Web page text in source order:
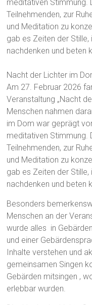
meditativen Stimmung.
Teilnehmenden, zur
und Meditation zu
gab es Zeiten der
nachdenken und beten
Nacht der Lichter im
Am 27. Februar 2026
Veranstaltung „Nacht
Menschen nahmen
im Dom war geprägt
meditativen Stimmung.
Teilnehmenden, zur
und Meditation zu
gab es Zeiten der
nachdenken und beten
Besonders
Menschen an der
wurde alles in
und einer
Inhalte verstehen und
gemeinsamen Singen
Gebärden mitsingen ,
erlebbar wurden.